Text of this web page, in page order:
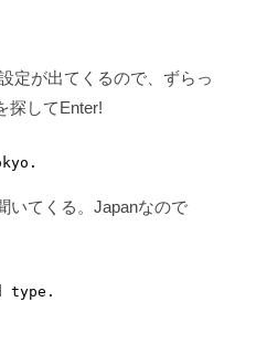
定が出てくるので、ずらっ
探してEnter!
いてくる。Japanなので
type.